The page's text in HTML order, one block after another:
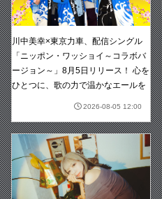
川中美幸×東京力車、配信シングル
「ニッポン・ワッショイ～コラボバ
ージョン～」8月5日リリース！ 心を
ひとつに、歌の力で温かなエールを
2026-08-05 12:00